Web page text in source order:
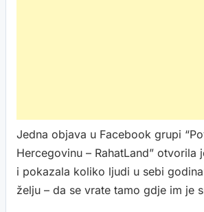
Jedna objava u Facebook grupi
Hercegovinu – RahatLand” otvorila
i pokazala koliko ljudi u sebi
želju – da se vrate tamo gdje im je